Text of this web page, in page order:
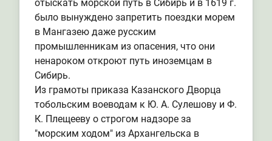
отыскать морской путь в Сибирь и в 1619 г.
было вынуждено запретить поездки морем
в Мангазею даже русским
промышленникам из опасения, что они
ненароком откроют путь иноземцам в
Сибирь.
Из грамоты приказа Казанского Дворца
тобольским воеводам к Ю. А. Сулешову и Ф.
К. Плещееву о строгом надзоре за
"морским ходом" из Архангельска в